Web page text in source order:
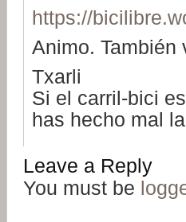
https://
Animo. También
Txarli
Si el carril-bici
has hecho mal
Leave a Reply
You must be